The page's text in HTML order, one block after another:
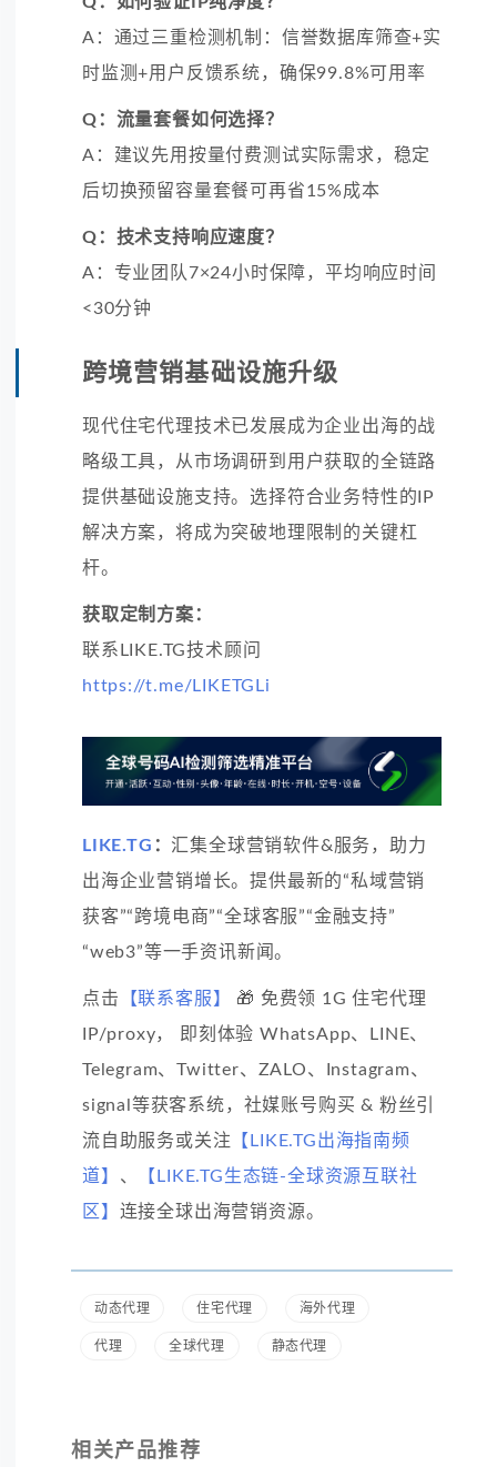
A：通过三重检测机制：信誉数据库筛查+实
时监测+用户反馈系统，确保99.8%可用率
Q：流量套餐如何选择？
A：建议先用按量付费测试实际需求，稳定
后切换预留容量套餐可再省15%成本
Q：技术支持响应速度？
A：专业团队7×24小时保障，平均响应时间
<30分钟
跨境营销基础设施升级
现代住宅代理技术已发展成为企业出海的战
略级工具，从市场调研到用户获取的全链路
提供基础设施支持。选择符合业务特性的IP
解决方案，将成为突破地理限制的关键杠
杆。
获取定制方案：
联系LIKE.TG技术顾问
https://t.me/LIKETGLi
LIKE.TG ： 汇集全球营销软件&服务，助力
出海企业营销增长。提供最新的“私域营销
获客”“跨境电商”“全球客服”“金融支持”
“web3”等一手资讯新闻。
点击 【联系客服】
🎁 免费领 1G 住宅代理
IP/proxy， 即刻体验 WhatsApp、LINE、
Telegram、Twitter、ZALO、Instagram、
signal等获客系统，社媒账号购买 & 粉丝引
流自助服务或关注 【LIKE.TG出海指南频
道】 、
【LIKE.TG生态链-全球资源互联社
区】 连接全球出海营销资源。
动态代理 住宅代理 海外代理
代理 全球代理 静态代理
相关产品推荐